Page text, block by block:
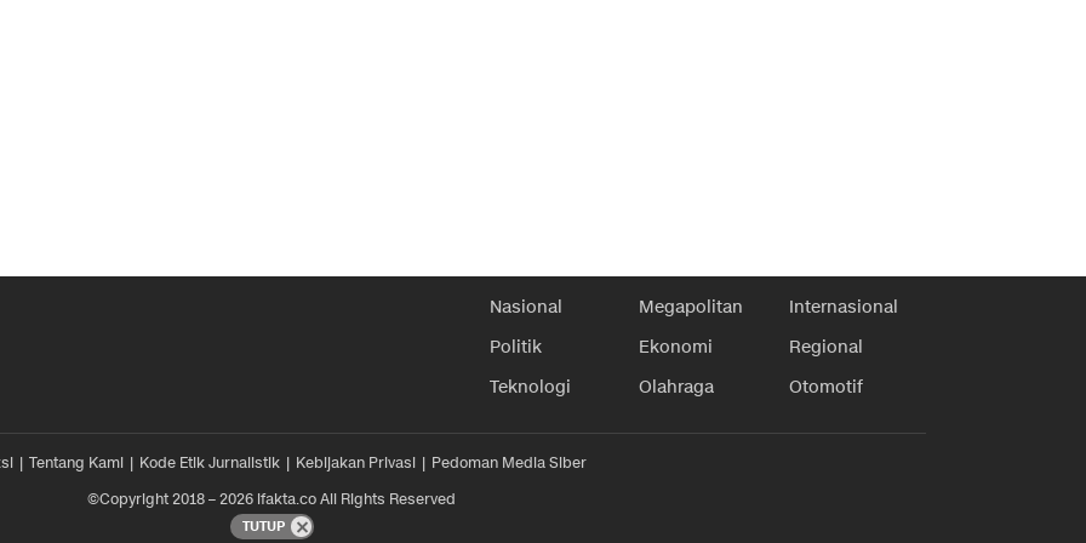
Nasional Megapolitan
Internasional
Politik
Ekonomi
Regional
Teknologi
Olahraga Otomotif
Tentang Kami Kode Etik Jurnalistik Kebijakan Privasi
Pedoman Media Siber
©Copyright 2018 – 2026 ifakta.co All Rights Reserved
TUTUP